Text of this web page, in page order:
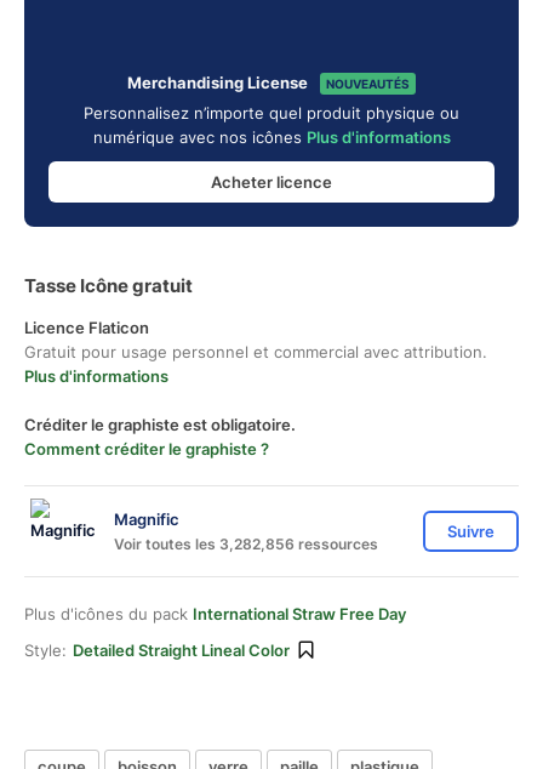
Merchandising License NOUVEAUTÉS
Personnalisez n’importe quel produit physique ou
numérique avec nos icônes Plus d'informations
Acheter licence
Tasse Icône gratuit
Licence Flaticon
Gratuit pour usage personnel et commercial avec attribution.
Plus d'informations
Créditer le graphiste est obligatoire.
Comment créditer le graphiste ?
Magnific
Voir toutes les 3,282,856 ressources
Suivre
Plus d'icônes du pack International Straw Free Day
Style: Detailed Straight Lineal Color